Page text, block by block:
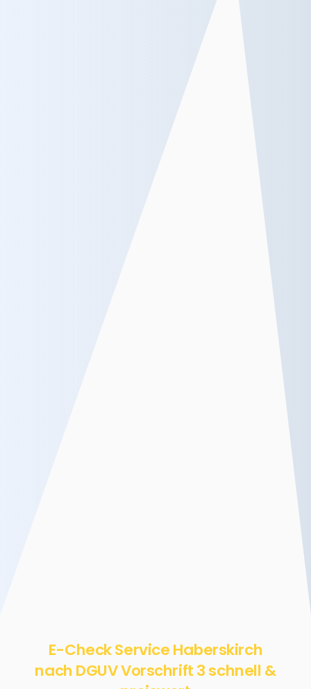
E-Check Service Haberskirch
nach DGUV Vorschrift 3 schnell &